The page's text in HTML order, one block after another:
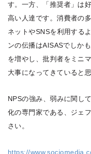
す。一方、「推奨者」は
高い人達です。消費者の
ネットやSNSを利用する
ンの伝播はAISASでしか
を増やし、批判者をミニ
大事になってきていると思
NPSの強み、弱みに関し
化の専門家である、ジェ
さい。
https://